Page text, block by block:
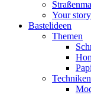
Your
Bastelideen
Themen
Techniken